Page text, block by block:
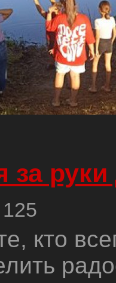
за руки
кто